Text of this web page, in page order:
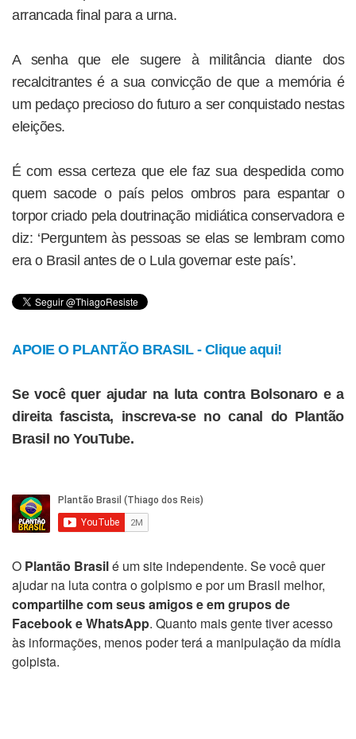
arrancada final para a urna.
A senha que ele sugere à militância diante dos
recalcitrantes é a sua convicção de que a memória é
um pedaço precioso do futuro a ser conquistado nestas
eleições.
É com essa certeza que ele faz sua despedida como
quem sacode o país pelos ombros para espantar o
torpor criado pela doutrinação midiática conservadora e
diz: ‘Perguntem às pessoas se elas se lembram como
era o Brasil antes de o Lula governar este país’.
APOIE O PLANTÃO BRASIL - Clique aqui!
Se você quer ajudar na luta contra Bolsonaro e a
direita fascista, inscreva-se no canal do Plantão
Brasil no YouTube.
O Plantão Brasilé um site independente. Se você quer
ajudar na luta contra o golpismo e por um Brasil melhor,
compartilhe com seus amigos e em grupos de
Facebook e WhatsApp. Quanto mais gente tiver acesso
às informações, menos poder terá a manipulação da mídia
golpista.